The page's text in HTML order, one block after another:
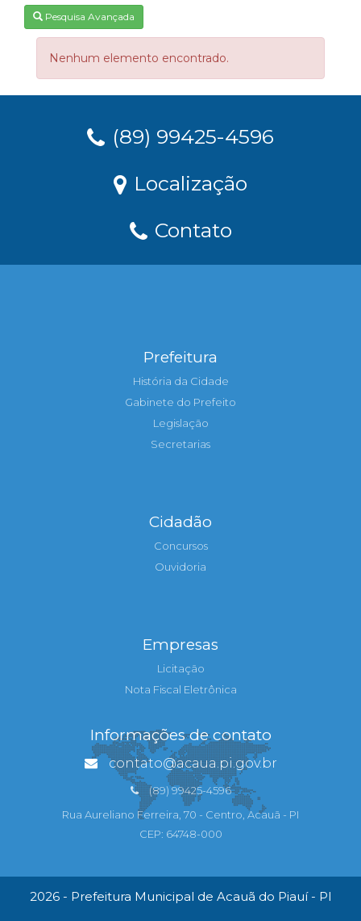
Pesquisa Avançada
Nenhum elemento encontrado.
(89) 99425-4596
Localização
Contato
Prefeitura
História da Cidade
Gabinete do Prefeito
Legislação
Secretarias
Cidadão
Concursos
Ouvidoria
Empresas
Licitação
Nota Fiscal Eletrônica
Informações de contato
contato@acaua.pi.gov.br
(89) 99425-4596
Rua Aureliano Ferreira, 70 - Centro, Acauã - PI
CEP: 64748-000
2026 - Prefeitura Municipal de Acauã do Piauí - PI